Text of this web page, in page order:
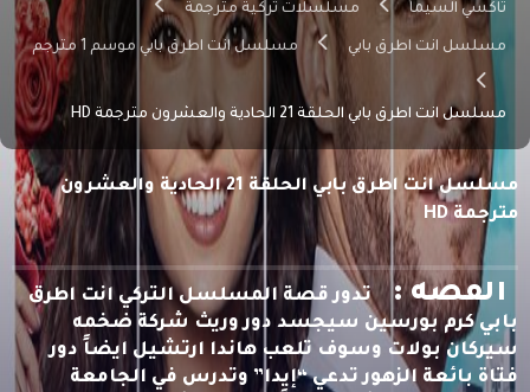
تاكسي السيما مسلسلات تركية مترجمة
مسلسل انت اطرق بابي مسلسل انت اطرق بابي موسم 1 مترجم
مسلسل انت اطرق بابي الحلقة 21 الحادية والعشرون مترجمة HD
مسلسل انت اطرق بابي الحلقة 21 الحادية والعشرون
مترجمة HD
القصه :
تدور قصة المسلسل التركي انت اطرق
بابي كرم بورسين سيجسد دور وريث شركة ضخمه
سيركان بولات وسوف تلعب هاندا ارتشيل ايضاً دور
فتاة بائعة الزهور تدعي “إيدا” وتدرس في الجامعة